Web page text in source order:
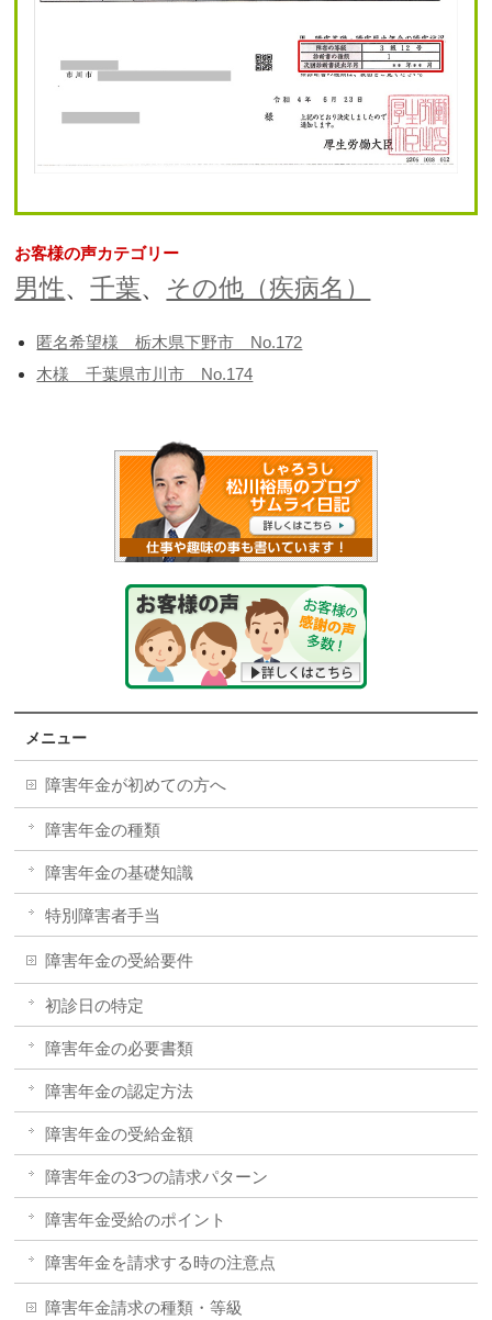
お客様の声カテゴリー
男性、千葉、 その他（疾病名）
匿名希望様 栃木県下野市 No.172
木様 千葉県市川市 No.174
メニュー
障害年金が初めての方へ
障害年金の種類
障害年金の基礎知識
特別障害者手当
障害年金の受給要件
初診日の特定
障害年金の必要書類
障害年金の認定方法
障害年金の受給金額
障害年金の3つの請求パターン
障害年金受給のポイント
障害年金を請求する時の注意点
障害年金請求の種類・等級